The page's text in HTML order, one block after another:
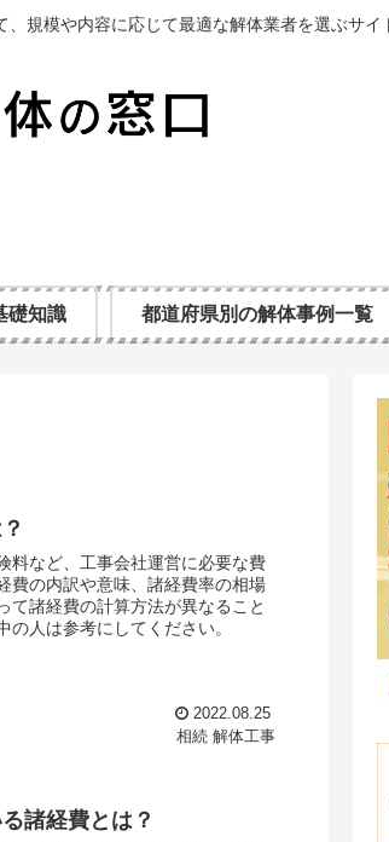
規模や内容に応じて最適な解体業者を選ぶサイ
礎知識 都道府県別の解体事例一覧
料など、工事会社運営に必要な費
費の内訳や意味、諸経費率の相場
て諸経費の計算方法が異なること
人は参考にしてください。
2022.08.25
相続 解体工事
諸経費とは？